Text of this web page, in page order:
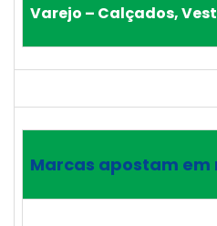
Varejo – Calçados,
Marcas apostam